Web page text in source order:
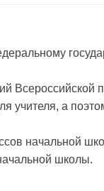
Всероссийской
учителя, а
начальной
школы.